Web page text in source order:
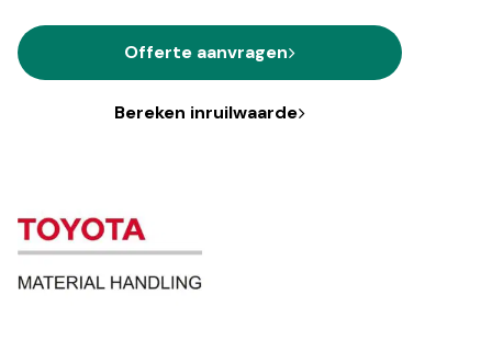
Offerte aanvragen
Bereken inruilwaarde